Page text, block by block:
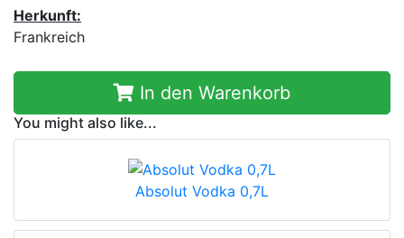
Herkunft:
Frankreich
In den Warenkorb
You might also like...
Absolut Vodka 0,7L